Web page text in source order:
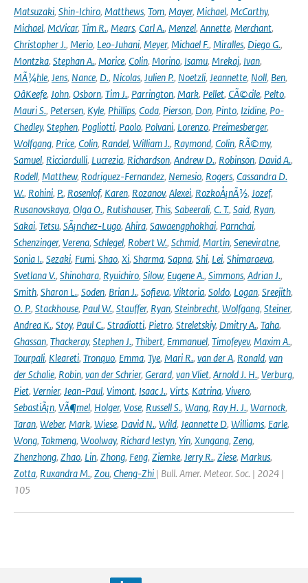
Matsuzaki, Shin-Ichiro, Matthews, Tom, Mayer, Michael, McCarthy,
Michael, McVicar, Tim R., Mears, Carl A., Menzel, Annette, Merchant,
Christopher J., Merio, Leo-Juhani, Meyer, Michael F., Miralles, Diego G.,
Montzka, Stephan A., Morice, Colin, Morino, Isamu, Mrekaj, Ivan,
MÃ¼hle, Jens, Nance, D., Nicolas, Julien P., Noetzli, Jeannette, Noll, Ben,
OâKeefe, John, Osborn, Tim J., Parrington, Mark, Pellet, CÃ©cile, Pelto,
Mauri S., Petersen, Kyle, Phillips, Coda, Pierson, Don, Pinto, Izidine, Po-
Chedley, Stephen, Pogliotti, Paolo, Polvani, Lorenzo, Preimesberger,
Wolfgang, Price, Colin, Randel, William J., Raymond, Colin, RÃ©my,
Samuel, Ricciardulli, Lucrezia, Richardson, Andrew D., Robinson, David A.,
Rodell, Matthew, Rodriguez-Fernandez, Nemesio, Rogers, Cassandra D.
W., Rohini, P., Rosenlof, Karen, Rozanov, Alexei, RozkoÅ¡nÃ½, Jozef,
Rusanovskaya, Olga O., Rutishauser, This, Sabeerali, C. T., Said, Ryan,
Sakai, Tetsu, SÃ¡nchez-Lugo, Ahira, Sawaengphokhai, Parnchai,
Schenzinger, Verena, Schlegel, Robert W., Schmid, Martin, Seneviratne,
Sonia I., Sezaki, Fumi, Shao, Xi, Sharma, Sapna, Shi, Lei, Shimaraeva,
Svetlana V., Shinohara, Ryuichiro, Silow, Eugene A., Simmons, Adrian J.,
Smith, Sharon L., Soden, Brian J., Sofieva, Viktoria, Soldo, Logan, Sreejith,
O. P., Stackhouse, Paul W., Stauffer, Ryan, Steinbrecht, Wolfgang, Steiner,
Andrea K., Stoy, Paul C., Stradiotti, Pietro, Streletskiy, Dmitry A., Taha,
Ghassan, Thackeray, Stephen J., Thibert, Emmanuel, Timofeyev, Maxim A.,
Tourpali, Kleareti, Tronquo, Emma, Tye, Mari R., van der A, Ronald, van
der Schalie, Robin, van der Schrier, Gerard, van Vliet, Arnold J. H., Verburg,
Piet, Vernier, Jean-Paul, Vimont, Isaac J., Virts, Katrina, Vivero,
SebastiÃ¡n, VÃ¶mel, Holger, Vose, Russell S., Wang, Ray H. J., Warnock,
Taran, Weber, Mark, Wiese, David N., Wild, Jeannette D, Williams, Earle,
Wong, Takmeng, Woolway, Richard Iestyn, Yin, Xungang, Zeng,
Zhenzhong, Zhao, Lin, Zhong, Feng, Ziemke, Jerry R., Ziese, Markus,
Zotta, Ruxandra M., Zou, Cheng-Zhi | Bull. Amer. Meteor. Soc. | 2024 |
105